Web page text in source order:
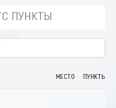
ПУНКТЫ
МЕСТО ПУНКТЫ